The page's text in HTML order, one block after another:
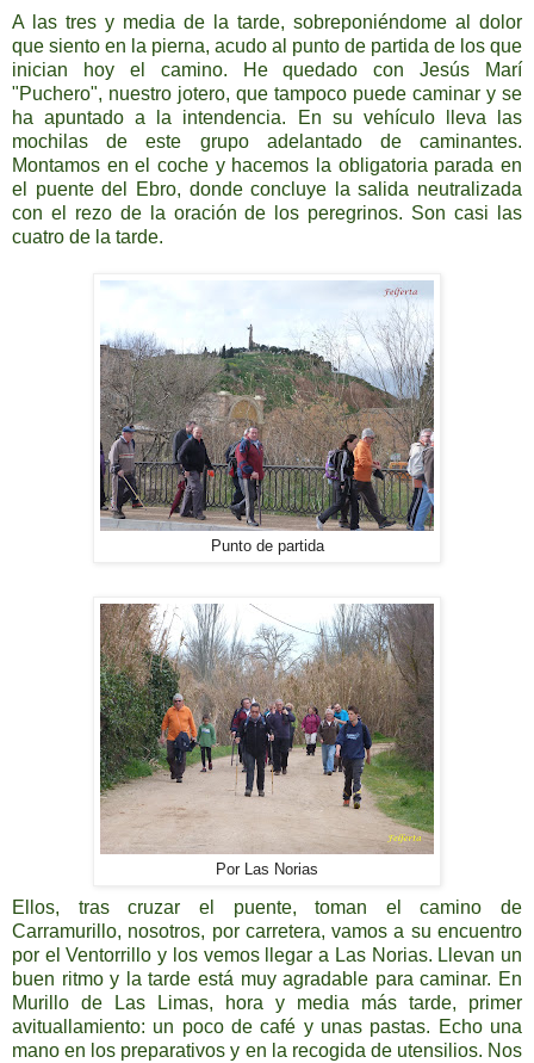
A las tres y media de la tarde, sobreponiéndome al dolor
que siento en la pierna, acudo al punto de partida de los que
inician hoy el camino. He quedado con Jesús Marí
"Puchero", nuestro jotero, que tampoco puede caminar y se
ha apuntado a la intendencia. En su vehículo lleva las
mochilas de este grupo adelantado de caminantes.
Montamos en el coche y hacemos la obligatoria parada en
el puente del Ebro, donde concluye la salida neutralizada
con el rezo de la oración de los peregrinos. Son casi las
cuatro de la tarde.
Punto de partida
Por Las Norias
Ellos, tras cruzar el puente, toman el camino de
Carramurillo, nosotros, por carretera, vamos a su encuentro
por el Ventorrillo y los vemos llegar a Las Norias. Llevan un
buen ritmo y la tarde está muy agradable para caminar. En
Murillo de Las Limas, hora y media más tarde, primer
avituallamiento: un poco de café y unas pastas. Echo una
mano en los preparativos y en la recogida de utensilios. Nos